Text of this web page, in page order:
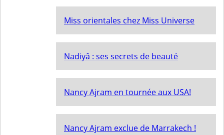
Miss orientales chez Miss Universe
Nadiyâ : ses secrets de beauté
Nancy Ajram en tournée aux USA!
Nancy Ajram exclue de Marrakech !